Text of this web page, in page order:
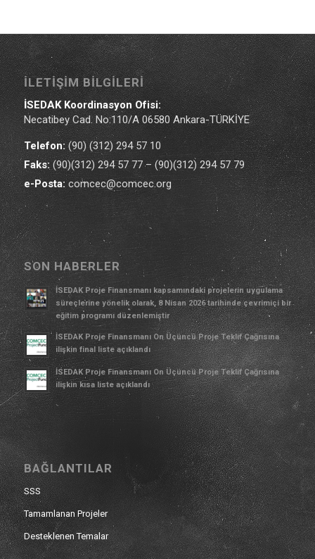
İLETIŞIM BILGILERI
İSEDAK Koordinasyon Ofisi:
Necatibey Cad. No:110/A 06580 Ankara-TÜRKİYE
Telefon:(90) (312) 294 57 10
Faks:(90)(312) 294 57 77 – (90)(312) 294 57 79
e-Posta:comcec@comcec.org
SON HABERLER
İSEDAK Proje Finansmanı kapsamındaki projelerin uygulama
süreçlerine yönelik olarak, 8 Nisan 2026 tarihinde çevrimiçi bir
eğitim programı düzenlemiştir
İSEDAK Proje Finansmanı On Üçüncü Proje Teklif Çağrısına
ilişkin final liste açıklandı
İSEDAK Proje Finansmanı On Üçüncü Proje Teklif Çağrısına
ilişkin kısa liste açıklandı
BAĞLANTILAR
SSS
Tamamlanan Projeler
Desteklenen Temalar